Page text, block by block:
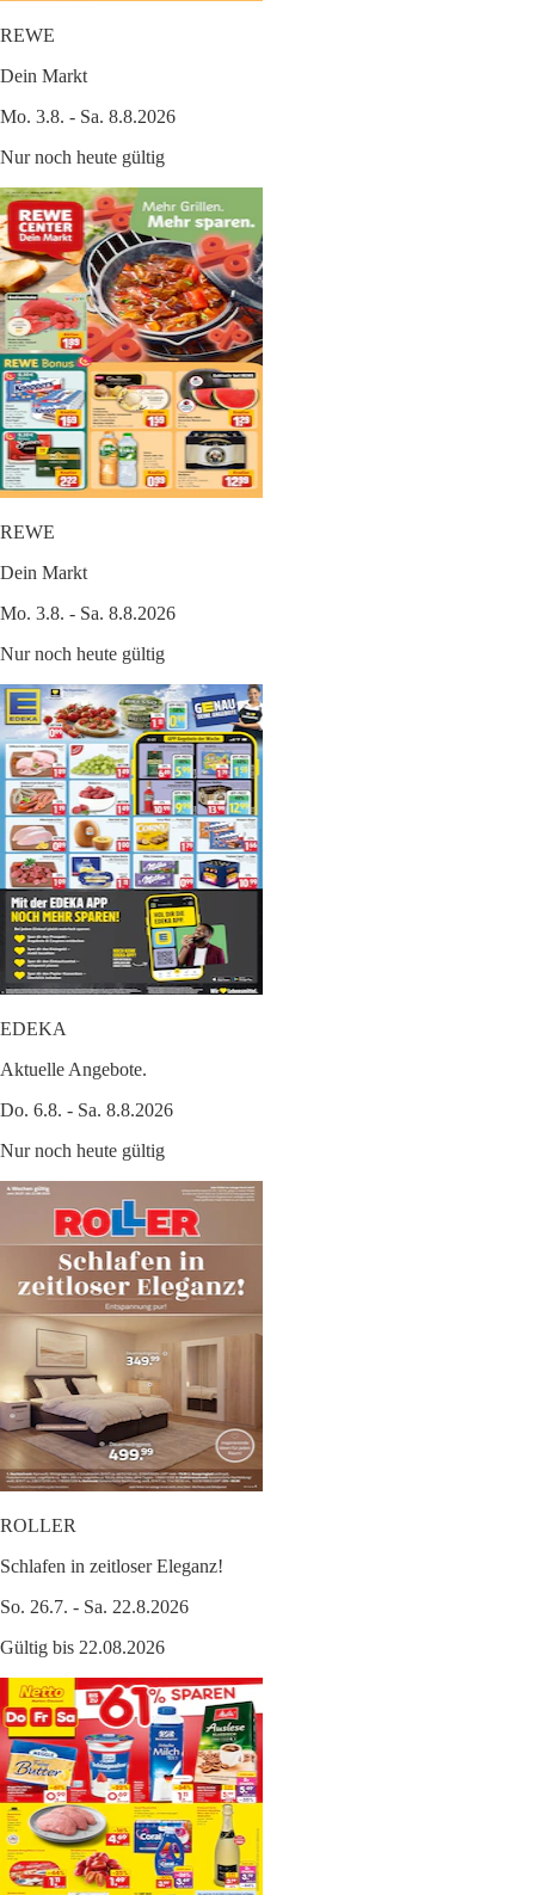
REWE
Dein Markt
Mo. 3.8. - Sa. 8.8.2026
Nur noch heute gültig
REWE
Dein Markt
Mo. 3.8. - Sa. 8.8.2026
Nur noch heute gültig
EDEKA
Aktuelle Angebote.
Do. 6.8. - Sa. 8.8.2026
Nur noch heute gültig
ROLLER
Schlafen in zeitloser Eleganz!
So. 26.7. - Sa. 22.8.2026
Gültig bis 22.08.2026